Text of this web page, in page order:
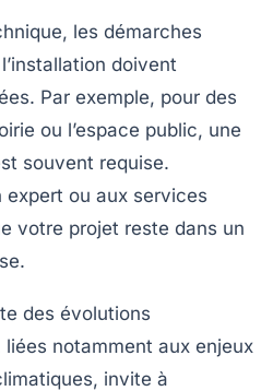
les démarches
doivent
Par exemple, pour des
ou l’espace public, une
souvent requise.
expert ou aux services
votre projet reste dans un
des évolutions
notamment aux enjeux
invite à